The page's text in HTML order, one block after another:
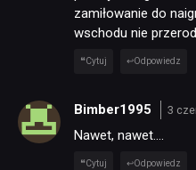
zamiłowanie do
wschodu nie
Cytuj Odpowiedz
Bimber1995 3
Nawet, nawet….
Cytuj Odpowiedz